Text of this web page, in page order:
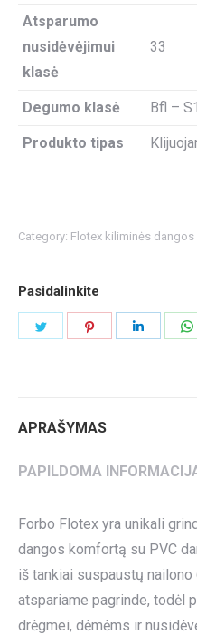
Atsparumo
nusidėvėjimui
klasė
33
Degumo klasė Bfl – S1
Produkto tipas
Category: Flotex kiliminės dangos
Pasidalinkite
APRAŠYMAS
PAPILDOMA
Forbo Flotex yra unikali
dangos komfortą su PVC
iš tankiai suspaustų
atspariame pagrinde, todėl
drėgmei, dėmėms ir